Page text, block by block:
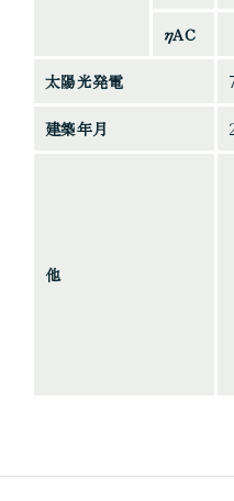
ηAC
太陽光発電
建築年月
他